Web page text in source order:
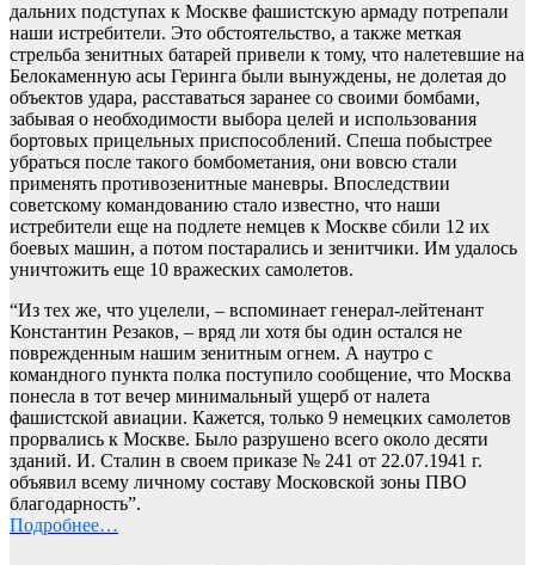
дальних подступах к Москве фашистскую армаду потрепали
наши истребители. Это обстоятельство, а также меткая
стрельба зенитных батарей привели к тому, что налетевшие на
Белокаменную асы Геринга были вынуждены, не долетая до
объектов удара, расставаться заранее со своими бомбами,
забывая о необходимости выбора целей и использования
бортовых прицельных приспособлений. Спеша побыстрее
убраться после такого бомбометания, они вовсю стали
применять противозенитные маневры. Впоследствии
советскому командованию стало известно, что наши
истребители еще на подлете немцев к Москве сбили 12 их
боевых машин, а потом постарались и зенитчики. Им удалось
уничтожить еще 10 вражеских самолетов.
“Из тех же, что уцелели, – вспоминает генерал-лейтенант
Константин Резаков, – вряд ли хотя бы один остался не
поврежденным нашим зенитным огнем. А наутро с
командного пункта полка поступило сообщение, что Москва
понесла в тот вечер минимальный ущерб от налета
фашистской авиации. Кажется, только 9 немецких самолетов
прорвались к Москве. Было разрушено всего около десяти
зданий. И. Сталин в своем приказе № 241 от 22.07.1941 г.
объявил всему личному составу Московской зоны ПВО
благодарность”.
Подробнее…